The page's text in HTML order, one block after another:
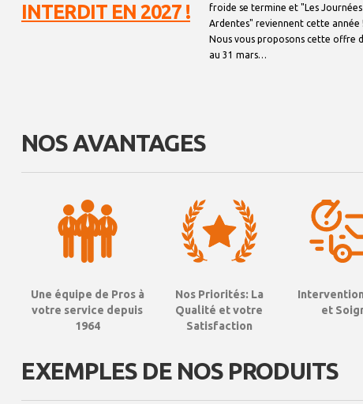
INTERDIT EN 2027 !
froide se termine et "Les Journées
Ardentes" reviennent cette année !
Nous vous proposons cette offre
au 31 mars…
NOS AVANTAGES
Une équipe de Pros à
votre service depuis
1964
Nos Priorités: La
Qualité et votre
Satisfaction
et
EXEMPLES DE NOS PRODUITS